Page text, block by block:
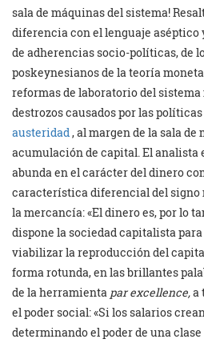
sala de máquinas del sistema!
diferencia con el lenguaje aséptico
de adherencias socio-políticas, de
poskeynesianos de la teoría
reformas de laboratorio del
destrozos causados por las
austeridad, al margen de la sala de
acumulación de capital. El analista
abunda en el carácter del dinero
característica diferencial del signo
la mercancía: «El dinero es, por lo
dispone la sociedad capitalista
viabilizar la reproducción del
forma rotunda, en las brillantes
de la herramienta par excellence,a
el poder social: «Si los salarios
determinando el poder de una